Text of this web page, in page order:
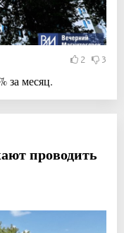
2 3
за месяц.
проводить